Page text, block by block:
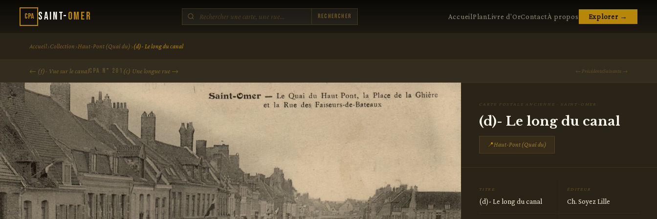
CPA Saint-Omer Rechercher Accueil PlanLivre d'OrContactÀ propos Explorer →
Accueil›Collection ›Haut-Pont (Quai du) ›(d)- Le long du canal
← (f)- Vue sur le canalCPA N° 201 (c) Une longue rue → ← PrécédenteSuivante →
CARTE POSTALE ANCIENNE · SAINT-OMER
(d)- Le long du canal
📍Haut-Pont (Quai du)
TITRE
(d)- Le long du canal
ÉDITEUR
Ch. Soyez Lille